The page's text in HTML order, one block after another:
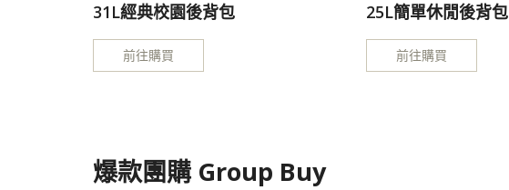
31L經典校園後背包
前往購買
25L簡單休閒後背包
前往購買
爆款團購 Group Buy